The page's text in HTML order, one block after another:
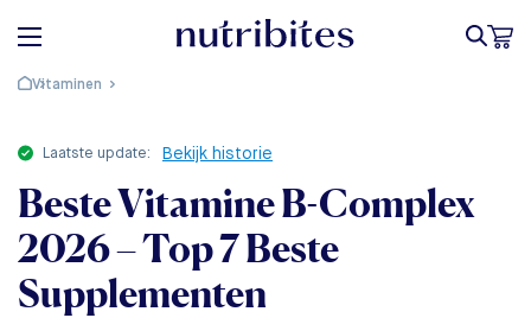
Vitaminen
laatste update: Bekijk historie
Beste Vitamine B-Complex
2026 – Top 7 Beste
Supplementen